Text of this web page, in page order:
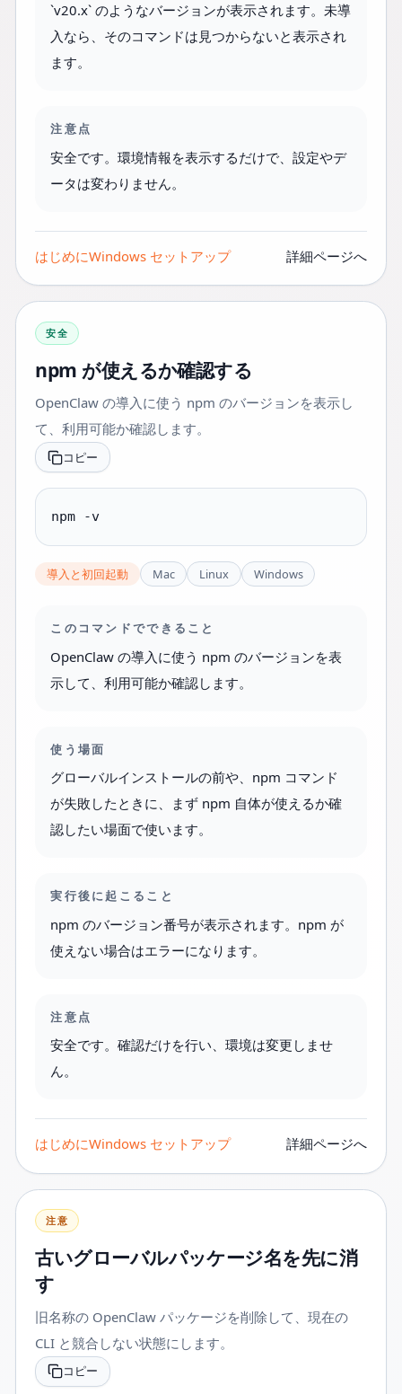
`v20.x` のようなバージョンが表示されます。未導
入なら、そのコマンドは見つからないと表示され
ます。
注意点
安全です。環境情報を表示するだけで、設定やデ
ータは変わりません。
はじめにWindows セットアップ 詳細ページへ
安全
npm が使えるか確認する
OpenClaw の導入に使う npm のバージョンを表示し
て、利用可能か確認します。
コピー
npm -v
導入と初回起動 Mac Linux Windows
このコマンドでできること
OpenClaw の導入に使う npm のバージョンを表
示して、利用可能か確認します。
使う場面
グローバルインストールの前や、npm コマンド
が失敗したときに、まず npm 自体が使えるか確
認したい場面で使います。
実行後に起こること
npm のバージョン番号が表示されます。npm が
使えない場合はエラーになります。
注意点
安全です。確認だけを行い、環境は変更しませ
ん。
はじめにWindows セットアップ 詳細ページへ
注意
古いグローバルパッケージ名を先に消
す
旧名称の OpenClaw パッケージを削除して、現在の
CLI と競合しない状態にします。
コピー